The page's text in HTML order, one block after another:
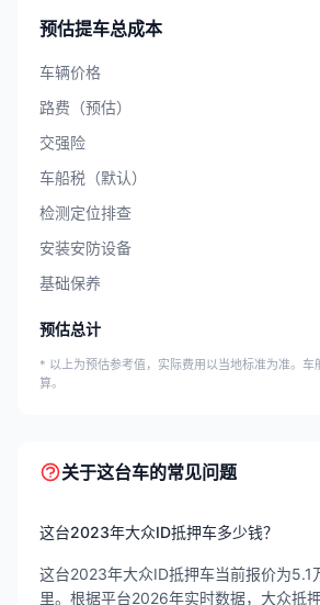
预估提车总成本
车辆价格
路费（预估）
交强险
车船税（默认）
检测定位排查
安装安防设备
基础保养
预估总计
* 以上为预估参考值，实际费用以当地标准为准。车
算。
关于这台车的常见问题
这台2023年大众ID抵押车多少钱？
这台2023年大众ID抵押车当前报价为5.1
里。根据平台2026年实时数据，大众抵